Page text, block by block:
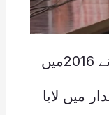
موجودہ چیف الیکشن کمشنر نے 2016میں
میں لایا